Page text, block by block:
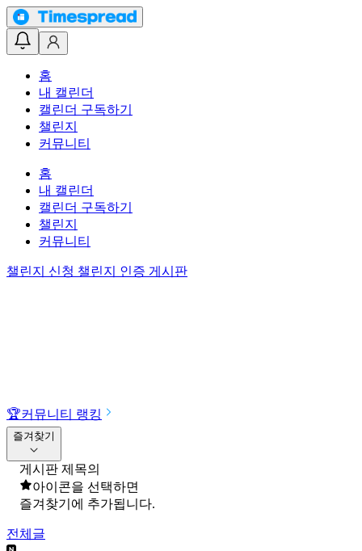
홈
내 캘린더
캘린더 구독하기
챌린지
커뮤니티
홈
내 캘린더
캘린더 구독하기
챌린지
커뮤니티
챌린지 신청 챌린지 인증 게시판
🏆커뮤니티 랭킹
즐겨찾기
게시판 제목의
아이콘을 선택하면
즐겨찾기에 추가됩니다.
전체글